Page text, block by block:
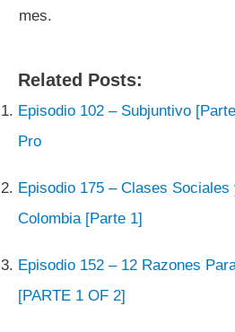
mes.
Related Posts:
Episodio 102 – Subjuntivo
Pro
Episodio 175 – Clases Sociales
Colombia [Parte 1]
Episodio 152 – 12 Razones
[PARTE 1 OF 2]